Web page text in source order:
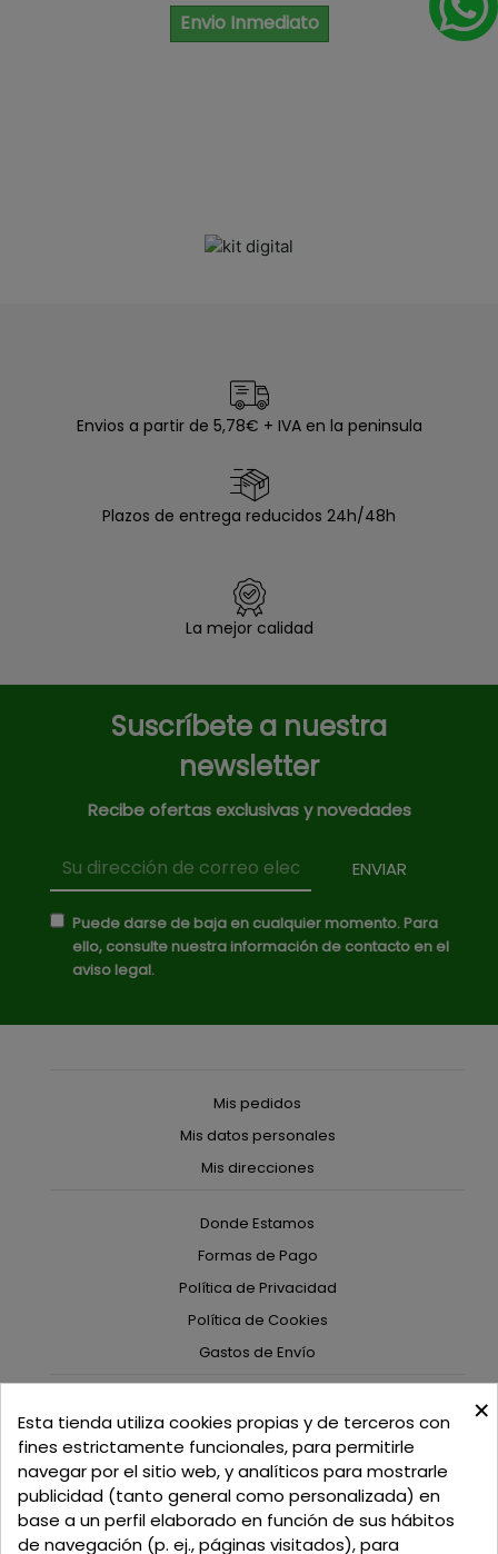
Envio Inmediato
Envios a partir de 5,78€ + IVA en la peninsula
Plazos de entrega reducidos 24h/48h
La mejor calidad
Suscríbete a nuestra
newsletter
Recibe ofertas exclusivas y novedades
Puede darse de baja en cualquier momento. Para
ello, consulte nuestra información de contacto en el
aviso legal.
Mis pedidos
Mis datos personales
Mis direcciones
Donde Estamos
Formas de Pago
Política de Privacidad
Política de Cookies
Gastos de Envío
C/ Delgadillo Nº 7 - Local 1 - 45600
Talavera de la Reina - Toledo - (España)
Llamadnos:+34 925 82 02 19 o625 654 791
Email: curtidosytapicerias@gmail.com
×
Esta tienda utiliza cookies propias y de terceros con
fines estrictamente funcionales, para permitirle
navegar por el sitio web, y analíticos para mostrarle
publicidad (tanto general como personalizada) en
base a un perfil elaborado en función de sus hábitos
de navegación (p. ej., páginas visitados), para